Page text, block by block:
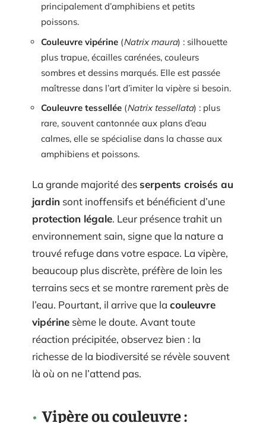
principalement d’amphibiens et petits
poissons.
Couleuvre vipérine (Natrix maura) : silhouette
plus trapue, écailles carénées, couleurs
sombres et dessins marqués. Elle est passée
maîtresse dans l’art d’imiter la vipère si besoin.
Couleuvre tessellée (Natrix tessellata) : plus
rare, souvent cantonnée aux plans d’eau
calmes, elle se spécialise dans la chasse aux
amphibiens et poissons.
La grande majorité desserpents croisés au
jardin sont inoffensifs et bénéficient d’une
protection légale. Leur présence trahit un
environnement sain, signe que la nature a
trouvé refuge dans votre espace. La vipère,
beaucoup plus discrète, préfère de loin les
terrains secs et se montre rarement près de
l’eau. Pourtant, il arrive que la couleuvre
vipérine sème le doute. Avant toute
réaction précipitée, observez bien : la
richesse de la biodiversité se révèle souvent
là où on ne l’attend pas.
Vipère ou couleuvre :